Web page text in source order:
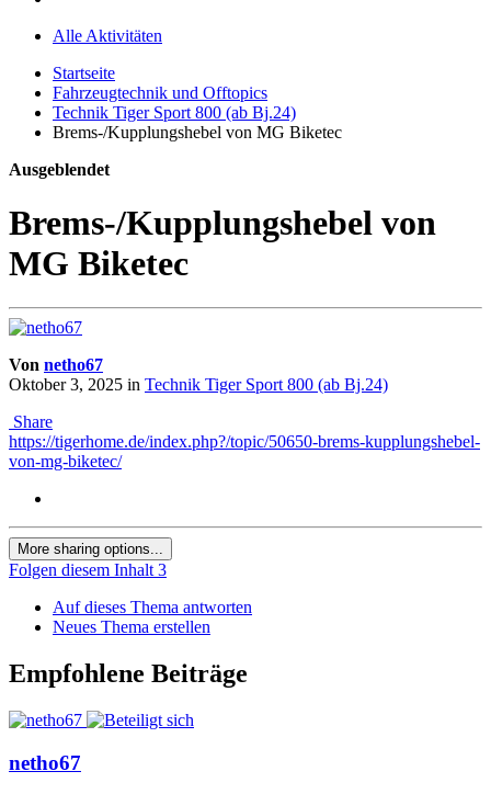
Alle Aktivitäten
Startseite
Fahrzeugtechnik und Offtopics
Technik Tiger Sport 800 (ab Bj.24)
Brems-/Kupplungshebel von MG Biketec
Ausgeblendet
Brems-/Kupplungshebel von
MG Biketec
Von netho67
Oktober 3, 2025 in Technik Tiger Sport 800 (ab Bj.24)
Share
https://tigerhome.de/index.php?/topic/50650-brems-kupplungshebel-
von-mg-biketec/
More sharing options...
Folgen diesem Inhalt 3
Auf dieses Thema antworten
Neues Thema erstellen
Empfohlene Beiträge
netho67